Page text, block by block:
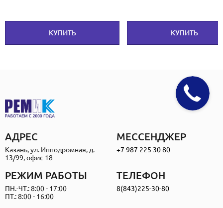
КУПИТЬ КУПИТЬ
АДРЕС
Казань, ул. Ипподромная, д.
13/99, офис 18
МЕССЕНДЖЕР
+7 987 225 30 80
РЕЖИМ РАБОТЫ
ПН.-ЧТ.: 8:00 - 17:00
ПТ.: 8:00 - 16:00
ТЕЛЕФОН
8(843)225-30-80